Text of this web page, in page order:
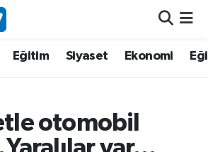
Eğitim Siyaset Ekonomi
otomobil